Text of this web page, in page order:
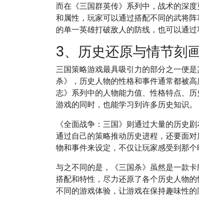
而在《三国群英传》系列中，战术的深
和属性，玩家可以通过搭配不同的武将
的单一英雄打破敌人的防线，也可以通
3、历史还原与情节刻
三国策略游戏最具吸引力的部分之一便
杀》，历史人物的性格和事件通常都被
志》系列中的人物能力值、性格特点、
游戏的同时，也能学习到许多历史知识。
《全面战争：三国》则通过大量的历史
通过自己的策略推动历史进程，还要面
物和事件来设定，不仅让玩家感受到那
与之不同的是，《三国杀》虽然是一款
搭配和特性，尽力还原了各个历史人物
不同的游戏体验，让游戏在保持趣味性